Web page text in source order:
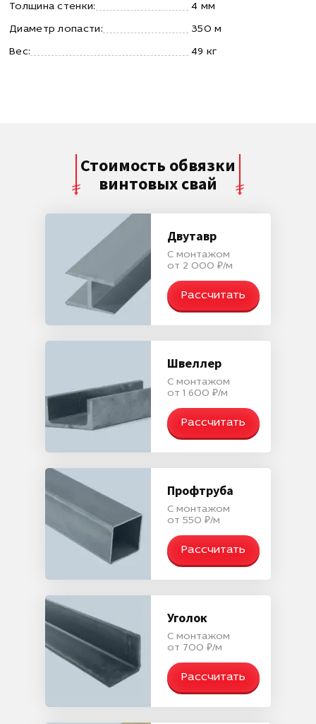
Толщина стенки: 4 мм
Диаметр лопасти: 350 м
Вес: 49 кг
Стоимость обвязки
винтовых свай
Двутавр
С монтажом
от 2 000 ₽/м
Рассчитать
Швеллер
С монтажом
от 1 600 ₽/м
Рассчитать
Профтруба
С монтажом
от 550 ₽/м
Рассчитать
Уголок
С монтажом
от 700 ₽/м
Рассчитать